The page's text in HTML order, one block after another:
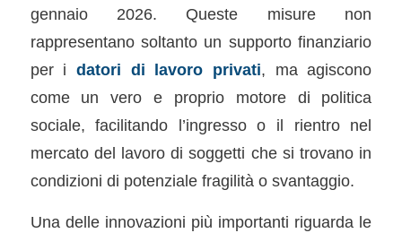
gennaio 2026. Queste misure non
rappresentano soltanto un supporto finanziario
per i datori di lavoro privati, ma agiscono
come un vero e proprio motore di politica
sociale, facilitando l’ingresso o il rientro nel
mercato del lavoro di soggetti che si trovano in
condizioni di potenziale fragilità o svantaggio.
Una delle innovazioni più importanti riguarda le